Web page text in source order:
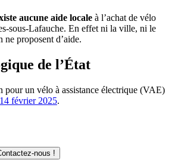
aucune aide locale à l’achat de vélo
sous-Lafauche. En effet ni la ville, ni le
ne proposent d’aide.
de l’État
pour un vélo à assistance électrique (VAE)
février 2025.
nous !